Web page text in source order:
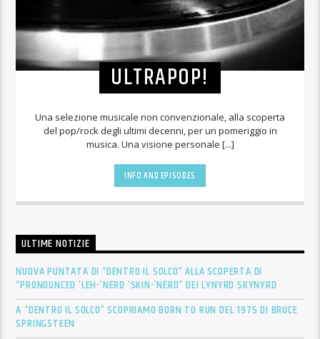
ULTRAPOP!
Una selezione musicale non convenzionale, alla scoperta
del pop/rock degli ultimi decenni, per un pomeriggio in
musica. Una visione personale [...]
INFO AND EPISODES
ULTIME NOTIZIE
NUOVA PUNTATA DI “DENTRO IL SOLCO” ALLA SCOPERTA DI
“PRONOUNCED ’LEH-’NÉRD ’SKIN-’NÉRD” DEI LYNYRD SKYNYRD
A “DENTRO IL SOLCO” SCOPRIAMO BORN TO RUN DEL 1975 DI BRUCE
SPRINGSTEEN